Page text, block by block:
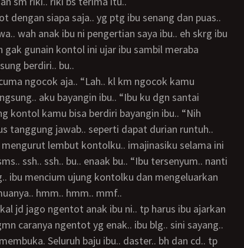
wah anak ibu ni pengertian saya ibu.. eh skrg ibu
gak gunain kontol ini ujar ibu sambil meraba
berdiri.. bu..
aku bayangin ibu.. “Ibu ku dgn santai
kontol kamu bisa berdiri bayangin ibu.. “Nih
tanggung jawab.. seperti dapat durian runtuh..
ssh.. ssh.. bu.. enaak bu.. “Ibu tersenyum.. nanti
ibu mencium ujung kontolku dan mengeluarkan
hmm.. hmm.. mmf..
caranya ngentot yg enak.. ibu blg.. sini sayang..
Seluruh baju ibu.. daster.. bh dan cd.. tp